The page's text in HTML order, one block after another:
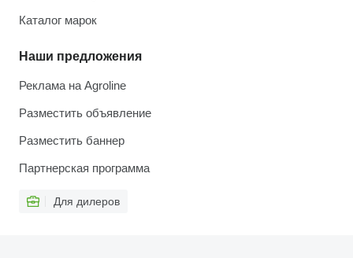
Каталог марок
Наши предложения
Реклама на Agroline
Разместить объявление
Разместить баннер
Партнерская программа
Для дилеров